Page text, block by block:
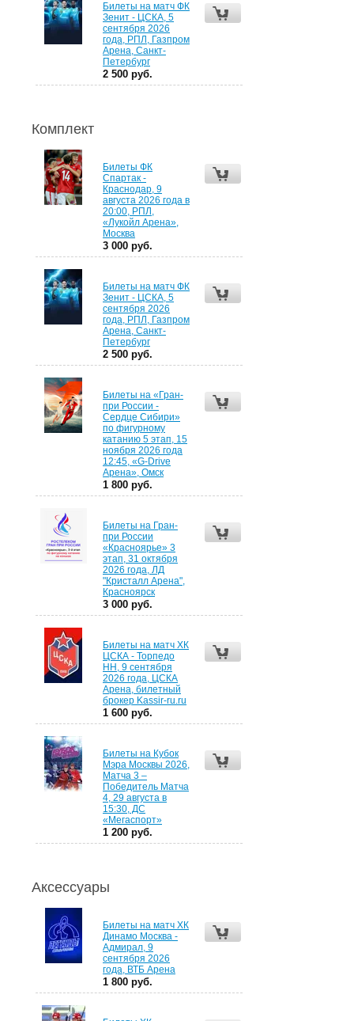
Билеты на матч ФК
Зенит - ЦСКА, 5
сентября 2026
года, РПЛ, Газпром
Арена, Санкт-
Петербург
2 500 руб.
Комплект
Билеты ФК
Спартак -
Краснодар, 9
августа 2026 года в
20:00, РПЛ,
«Лукойл Арена»,
Москва
3 000 руб.
Билеты на матч ФК
Зенит - ЦСКА, 5
сентября 2026
года, РПЛ, Газпром
Арена, Санкт-
Петербург
2 500 руб.
Билеты на «Гран-
при России -
Сердце Сибири»
по фигурному
катанию 5 этап, 15
ноября 2026 года
12:45, «G-Drive
Арена», Омск
1 800 руб.
Билеты на Гран-
при России
«Красноярье» 3
этап, 31 октября
2026 года, ЛД
"Кристалл Арена",
Красноярск
3 000 руб.
Билеты на матч ХК
ЦСКА - Торпедо
НН, 9 сентября
2026 года, ЦСКА
Арена, билетный
брокер Kassir-ru.ru
1 600 руб.
Билеты на Кубок
Мэра Москвы 2026,
Матча 3 –
Победитель Матча
4, 29 августа в
15:30, ДС
«Мегаспорт»
1 200 руб.
Аксессуары
Билеты на матч ХК
Динамо Москва -
Адмирал, 9
сентября 2026
года, ВТБ Арена
1 800 руб.